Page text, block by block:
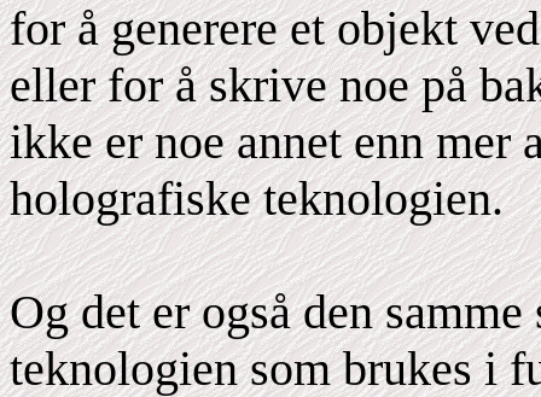
for å generere et objekt
eller for å skrive noe på
ikke er noe annet enn mer
holografiske teknologien.
Og det er også den
teknologien som brukes i